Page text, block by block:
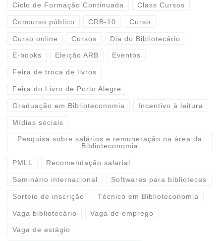
Ciclo de Formação Continuada Class Cursos
Concurso público CRB-10 Curso
Curso online Cursos Dia do Bibliotecário
E-books Eleição ARB Eventos
Feira de troca de livros
Feira do Livro de Porto Alegre
Graduação em Biblioteconomia Incentivo à leitura
Mídias sociais
Pesquisa sobre salários e remuneração na área da
Biblioteconomia
PMLL Recomendação salarial
Seminário internacional Softwares para bibliotecas
Sorteio de inscrição Técnico em Biblioteconomia
Vaga bibliotecário Vaga de emprego
Vaga de estágio